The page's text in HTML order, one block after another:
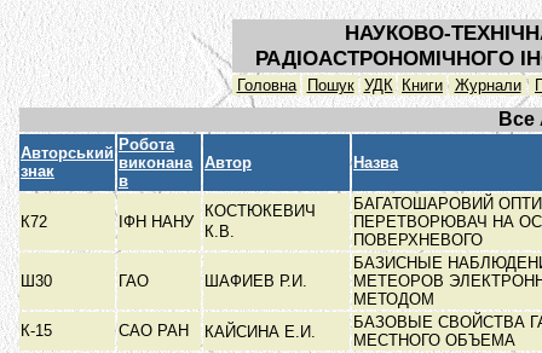
НАУКОВО-
РАДІОАСТРОНОМІЧНОГО
Головна Пошук УДК Книги Журнали
Все
Авторський
знак
Робота
виконана
в
Автор Назва
К72 ІФН НАНУ
КОСТЮКЕВИЧ
К.В.
БАГАТОШАРОВИЙ
ПЕРЕТВОРЮВАЧ НА
ПОВЕРХНЕВОГО
Ш30 ГАО ШАФИЕВ Р.И.
БАЗИСНЫЕ
МЕТЕОРОВ
МЕТОДОМ
К-15
САО РАН КАЙСИНА Е.И.
БАЗОВЫЕ СВОЙСТВА
МЕСТНОГО ОБЪЕМА